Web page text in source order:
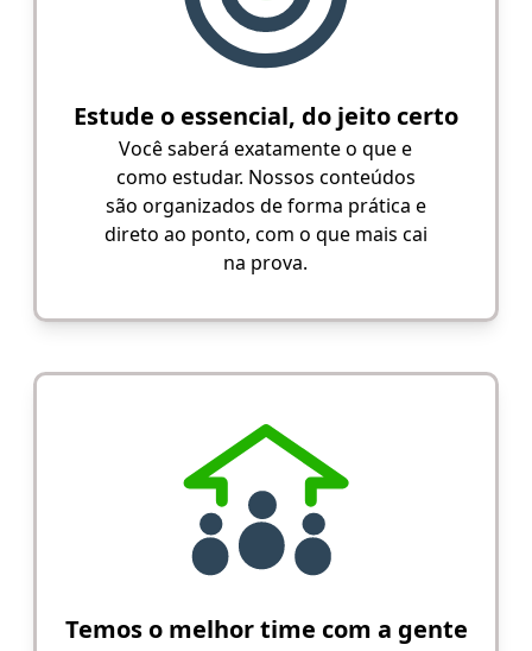
Estude o essencial, do jeito certo
Você saberá exatamente o que e
como estudar. Nossos conteúdos
são organizados de forma prática e
direto ao ponto, com o que mais cai
na prova.
Temos o melhor time com a gente